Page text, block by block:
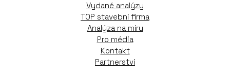
Vydané analýzy
TOP stavební firma
Analýza na míru
Pro média
Kontakt
Partnerství